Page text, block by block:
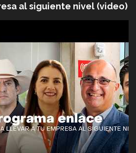
al siguiente nivel (video)